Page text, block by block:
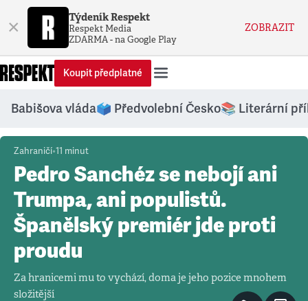
× Týdeník Respekt
Respekt Media
ZDARMA - na Google Play
ZOBRAZIT
Koupit předplatné
Respekt.cz
Babišova vláda🗳️ Předvolební Česko📚 Literární
Zahraničí•11 minut
Pedro Sanchéz se nebojí ani
Trumpa, ani populistů.
Španělský premiér jde proti
proudu
Za hranicemi mu to vychází, doma je jeho pozice mnohem
složitější